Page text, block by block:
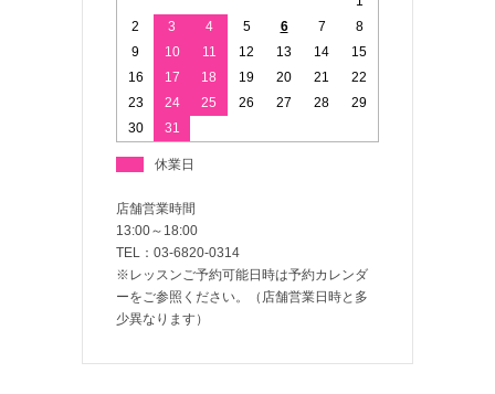
2
3 4 5 6 7
8
9
10 11 12 13 14
15
16
17 18 19 20 21
22
23
24 25 26 27 28
29
30
31
休業日
店舗営業時間
13:00～18:00
TEL：03-6820-0314
※レッスンご予約可能日時は予約カレンダ
ーをご参照ください。（店舗営業日時と多
少異なります）